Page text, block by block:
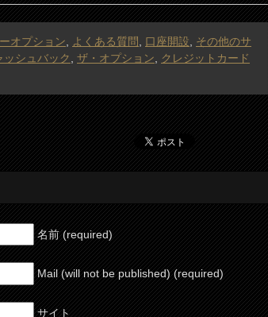
オプション よくある質問 口座開設
その他のサ
ッシュバック ザ・オプション
クレジットカード
名前 (required)
Mail (will not be published) (required)
サイト